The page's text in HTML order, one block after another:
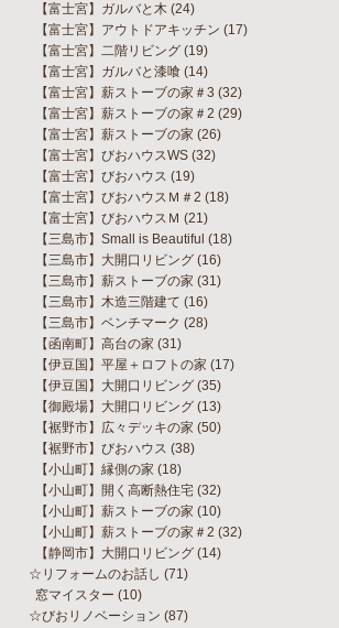
【富士宮】ガルバと木 (24)
【富士宮】アウトドアキッチン (17)
【富士宮】二階リビング (19)
【富士宮】ガルバと漆喰 (14)
【富士宮】薪ストーブの家＃3 (32)
【富士宮】薪ストーブの家＃2 (29)
【富士宮】薪ストーブの家 (26)
【富士宮】びおハウスWS (32)
【富士宮】びおハウス (19)
【富士宮】びおハウスＭ＃2 (18)
【富士宮】びおハウスＭ (21)
【三島市】Small is Beautiful (18)
【三島市】大開口リビング (16)
【三島市】薪ストーブの家 (31)
【三島市】木造三階建て (16)
【三島市】ベンチマーク (28)
【函南町】高台の家 (31)
【伊豆国】平屋＋ロフトの家 (17)
【伊豆国】大開口リビング (35)
【御殿場】大開口リビング (13)
【裾野市】広々デッキの家 (50)
【裾野市】びおハウス (38)
【小山町】縁側の家 (18)
【小山町】開く高断熱住宅 (32)
【小山町】薪ストーブの家 (10)
【小山町】薪ストーブの家＃2 (32)
【静岡市】大開口リビング (14)
☆リフォームのお話し (71)
窓マイスター (10)
☆びおリノベーション (87)